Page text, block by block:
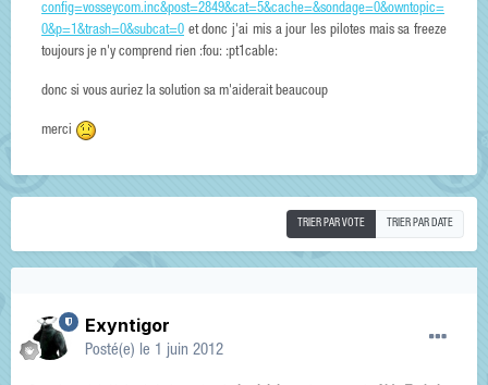
config=vosseycom.inc&post=2849&cat=5&cache=&sondage=0&owntopic=
0&p=1&trash=0&subcat=0 et donc j'ai mis a jour les pilotes mais sa freeze
toujours je n'y comprend rien :fou: :pt1cable:
donc si vous auriez la solution sa m'aiderait beaucoup
merci
TRIER PAR VOTE TRIER PAR DATE
Exyntigor
Posté(e) le 1 juin 2012